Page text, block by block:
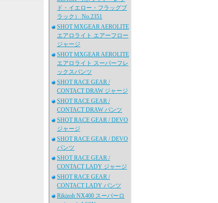
ド・イエロー・フラッグブ
ラック） No.2351
SHOT MXGEAR AEROLITE
エアロライト エアーフロー
ジャージ
SHOT MXGEAR AEROLITE
エアロライト スーパーフレ
ックスパンツ
SHOT RACE GEAR /
CONTACT DRAW ジャージ
SHOT RACE GEAR /
CONTACT DRAW パンツ
SHOT RACE GEAR / DEVO
ジャージ
SHOT RACE GEAR / DEVO
パンツ
SHOT RACE GEAR /
CONTACT LADY ジャージ
SHOT RACE GEAR /
CONTACT LADY パンツ
Rikizoh NX400 スーパーロ